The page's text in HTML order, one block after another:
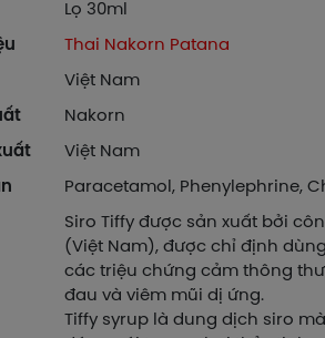
Lọ 30ml
Thai Nakorn Patana
Việt Nam
Nakorn
Việt Nam
Paracetamol, Phenylephrine,
Siro Tiffy được sản xuất bởi
(Việt Nam), được chỉ định
các triệu chứng cảm thông
đau và viêm mũi dị ứng.
Tiffy syrup là dung dịch siro